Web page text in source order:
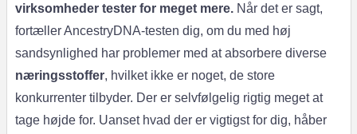
virksomheder tester for meget mere.Når det er sagt,
fortæller AncestryDNA-testen dig, om du med høj
sandsynlighed har problemer med at absorbere diverse
næringsstoffer, hvilket ikke er noget, de store
konkurrenter tilbyder. Der er selvfølgelig rigtig meget at
tage højde for. Uanset hvad der er vigtigst for dig, håber